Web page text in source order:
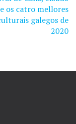
os catro mellores
galegos de
2020